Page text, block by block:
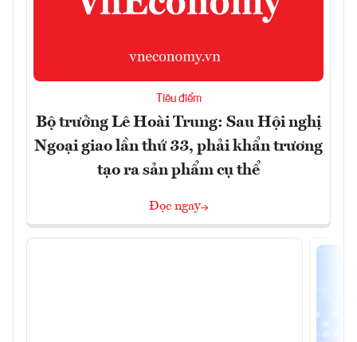
Tiêu điểm
Bộ trưởng Lê Hoài Trung: Sau Hội nghị
Ngoại giao lần thứ 33, phải khẩn trương
tạo ra sản phẩm cụ thể
Đọc ngay